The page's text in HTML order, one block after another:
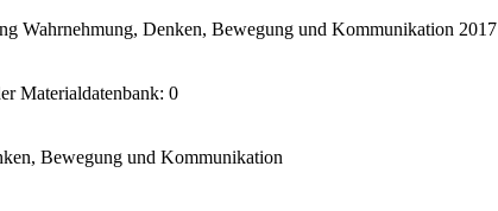
Wahrnehmung, Denken, Bewegung und Kommunikation 2017
Materialdatenbank: 0
Bewegung und Kommunikation